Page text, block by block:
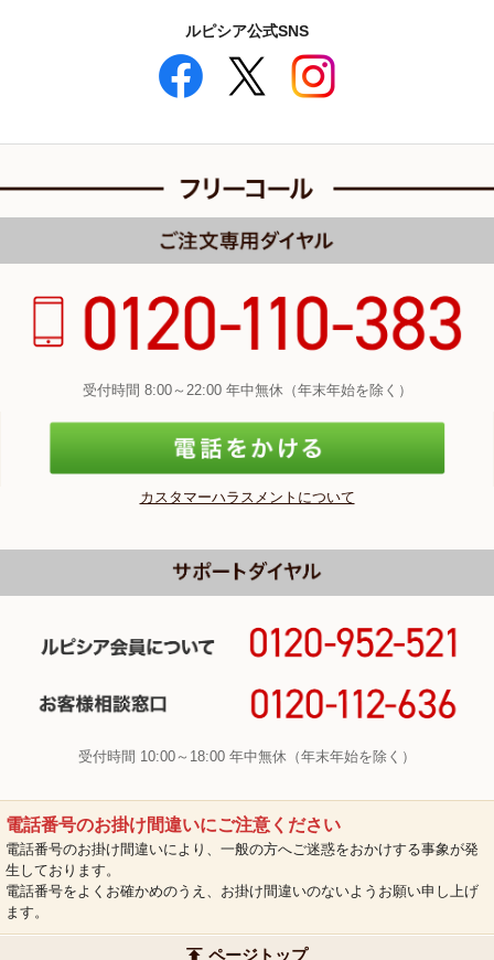
ルピシア公式SNS
受付時間 8:00～22:00 年中無休（年末年始を除く）
カスタマーハラスメントについて
受付時間 10:00～18:00 年中無休（年末年始を除く）
電話番号のお掛け間違いにご注意ください
電話番号のお掛け間違いにより、一般の方へご迷惑をおかけする事象が発
生しております。
電話番号をよくお確かめのうえ、お掛け間違いのないようお願い申し上げ
ます。
ページトップ